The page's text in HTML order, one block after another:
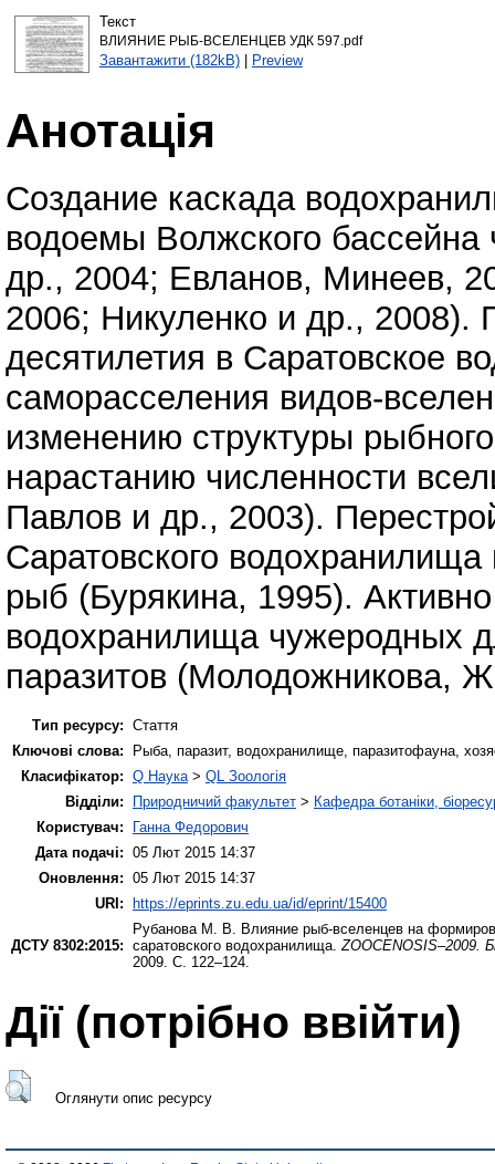
Текст
ВЛИЯНИЕ РЫБ-ВСЕЛЕНЦЕВ УДК 597.pdf
Завантажити (182kB)| Preview
Анотація
Создание каскада
водоемы Волжского
др., 2004; Евланов, Минеев,
2006; Никуленко и др., 2008).
десятилетия в Саратовское
саморасселения видов-
изменению структуры
нарастанию численности
Павлов и др., 2003).
Саратовского
рыб (Бурякина, 1995).
водохранилища чужеродных
паразитов (Молодожникова,
Тип ресурсу: Стаття
Ключові слова:
Рыба, паразит, водохранилище, паразитофауна,
Класифікатор: Q Наука > QL Зоологія
Відділи:
Природничий факультет > Кафедра ботаніки,
Користувач:
Ганна Федорович
Дата подачі: 05 Лют 2015 14:37
Оновлення: 05 Лют 2015 14:37
URI: https://eprints.zu.edu.ua/id/eprint/15400
ДСТУ 8302:2015:
Рубанова М. В.
Влияние рыб-вселенцев на
саратовского водохранилища. ZOOCENOSIS–2009.
2009. С. 122–124.
Дії ​​(потрібно ввійти)
Оглянути опис ресурсу